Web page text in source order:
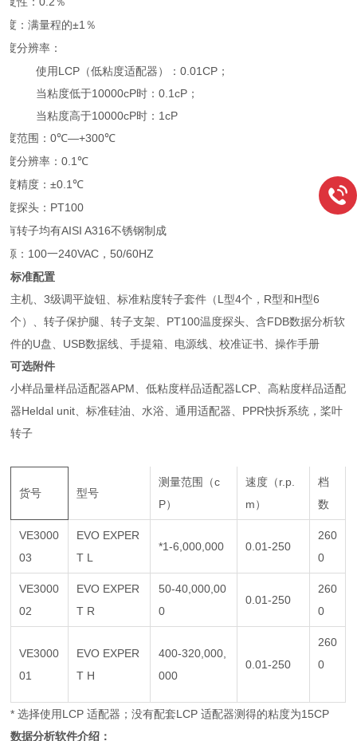
度：满量程的±1％
度分辨率：
使用LCP（低粘度适配器）：0.01CP；
当粘度低于10000cP时：0.1cP；
当粘度高于10000cP时：1cP
度范围：0℃—+300℃
度分辨率：0.1℃
度精度：±0.1℃
度探头： PT100
有转子均有AISI A316不锈钢制成
源： 100一240VAC，50/60HZ
标准配置
主机、3级调平旋钮、标准粘度转子套件（L型4个，R型和H型6
个）、转子保护腿、转子支架、PT100温度探头、含FDB数据分析软
件的U盘、USB数据线、手提箱、电源线、校准证书、操作手册
可选附件
小样品量样品适配器APM、低粘度样品适配器LCP、高粘度样品适配
器Heldal unit、标准硅油、水浴、通用适配器、PPR快拆系统，桨叶
转子
货号 型号
测量范围（c
P）
速度（r.p.
m）
档
数
VE3000
03
EVO EXPER
T L
*1-6,000,000 0.01-250
260
0
VE3000
02
EVO EXPER
T R
50-40,000,00
0
0.01-250
260
0
VE3000
01
EVO EXPER
T H
400-320,000,
000
0.01-250
260
0
* 选择使用LCP 适配器；没有配套LCP 适配器测得的粘度为15CP
数据分析软件介绍：